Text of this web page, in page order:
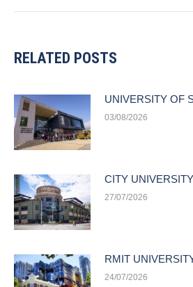
RELATED POSTS
UNIVERSITY OF
03/08/2026
CITY
27/07/2026
RMIT
24/07/2026